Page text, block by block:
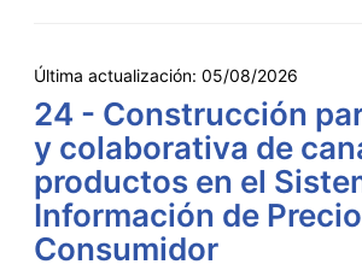
Última actualización: 05/08/2026
24 - Construcción
y colaborativa de
productos en el
Información de
Consumidor